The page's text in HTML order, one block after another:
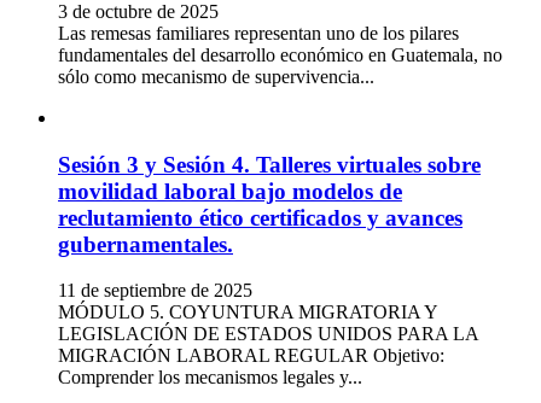
3 de octubre de 2025
Las remesas familiares representan uno de los pilares
fundamentales del desarrollo económico en Guatemala, no
sólo como mecanismo de supervivencia...
Sesión 3 y Sesión 4. Talleres virtuales sobre
movilidad laboral bajo modelos de
reclutamiento ético certificados y avances
gubernamentales.
11 de septiembre de 2025
MÓDULO 5. COYUNTURA MIGRATORIA Y
LEGISLACIÓN DE ESTADOS UNIDOS PARA LA
MIGRACIÓN LABORAL REGULAR Objetivo:
Comprender los mecanismos legales y...